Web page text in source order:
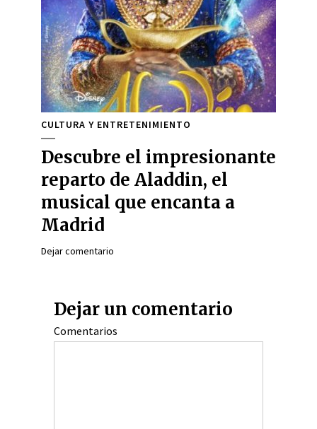
CULTURA Y ENTRETENIMIENTO
Descubre el impresionante
reparto de Aladdin, el
musical que encanta a
Madrid
Dejar comentario
Dejar un comentario
Comentarios